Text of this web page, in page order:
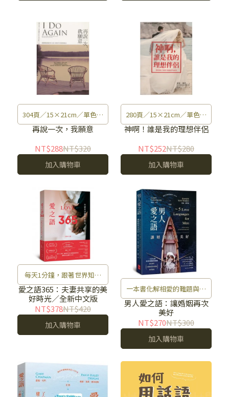
304頁／15×21cm／單色印
刷／320g
再說一次，我願意
NT$288NT$320
加入購物車
280頁／15×21cm／單色印
刷／320g
神啊！誰是我的理想伴侶
NT$252NT$280
加入購物車
每天1分鐘，跟著世界知名
婚姻諮商專家，讓愛的表達
擊中心坎！
愛之語365：夫妻共享的美
好時光／全新中文版
NT$378NT$420
加入購物車
一本書化解相愛的難題與挑
戰
男人愛之語：讓婚姻再次
美好
NT$270NT$300
加入購物車